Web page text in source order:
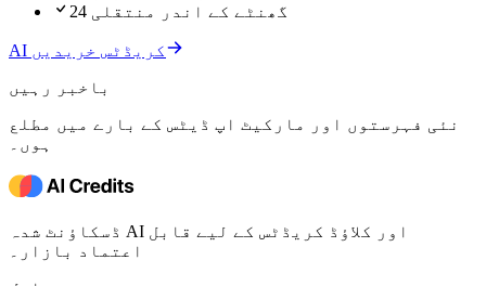
24 گھنٹے کے اندر منتقلی
AI کریڈٹس خریدیں
باخبر رہیں
نئی فہرستوں اور مارکیٹ اپ ڈیٹس کے بارے میں مطلع
ہوں۔
ڈسکاؤنٹ شدہ AI اور کلاؤڈ کریڈٹس کے لیے قابل
اعتماد بازار۔